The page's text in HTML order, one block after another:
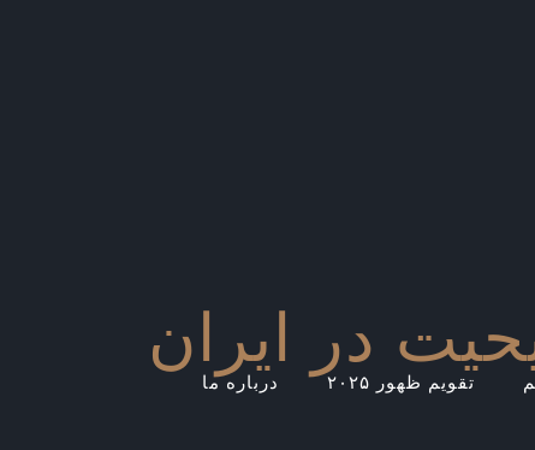
تقویم ظهور ۲۰۲۵ درباره ما
در ایران